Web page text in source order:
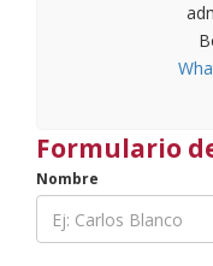
Formulario
Nombre